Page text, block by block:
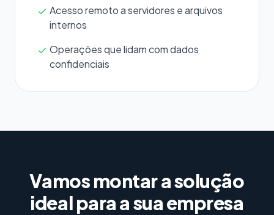
Acesso remoto a servidores e arquivos
internos
Operações que lidam com dados
confidenciais
Vamos montar a solução
ideal para a sua empresa